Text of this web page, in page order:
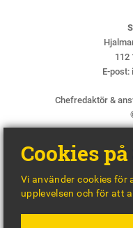
112
E-post:
Chefredaktör &
Cookies
Vi använder cookies för
upplevelsen och för att